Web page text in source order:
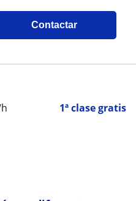
Contactar
1ª clase gratis